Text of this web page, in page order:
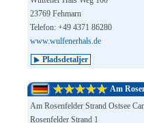
23769 Fehmarn
Telefon: +49 4371 86280
www.wulfenerhals.de
Pladsdetaljer
Am
Am Rosenfelder Strand Ostsee
Rosenfelder Strand 1